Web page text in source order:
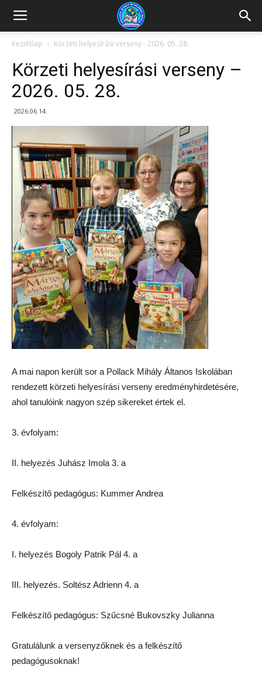
Kazincbarcikai
Pollack
Mihály
Általános
Iskola
Kezdőlap Körzeti helyesírási verseny - 2026. 05. 28.
Körzeti helyesírási verseny –
2026. 05. 28.
2026.06.14.
A mai napon került sor a Pollack Mihály Áltanos Iskolában
rendezett körzeti helyesírási verseny eredményhirdetésére,
ahol tanulóink nagyon szép sikereket értek el.
3. évfolyam:
II. helyezés Juhász Imola 3. a
Felkészítő pedagógus: Kummer Andrea
4. évfolyam:
I. helyezés Bogoly Patrik Pál 4. a
III. helyezés. Soltész Adrienn 4. a
Felkészítő pedagógus: Szűcsné Bukovszky Julianna
Gratulálunk a versenyzőknek és a felkészítő
pedagógusoknak!